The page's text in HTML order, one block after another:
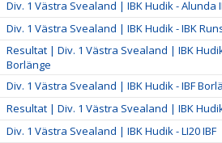
Div. 1 Västra Svealand | IBK Hudik - Alunda
Div. 1 Västra Svealand | IBK Hudik - IBK
Resultat | Div. 1 Västra Svealand | IBK
Borlänge
Div. 1 Västra Svealand | IBK Hudik - IBF
Resultat | Div. 1 Västra Svealand | IBK Hudik
Div. 1 Västra Svealand | IBK Hudik - LI20 IBF